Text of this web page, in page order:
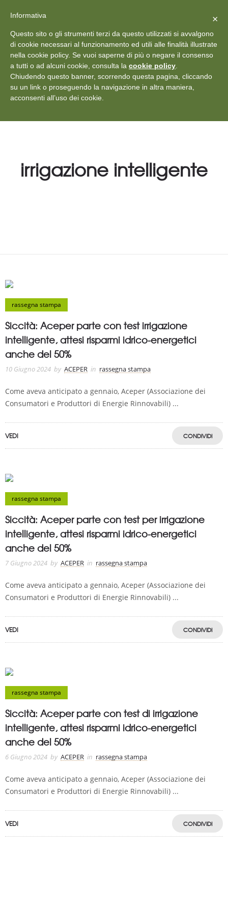
+39 011 18867102 info@aceper.it Statuto
Aceper
irrigazione intelligente
rassegna stampa
Siccità: Aceper parte con test irrigazione
intelligente, attesi risparmi idrico-energetici
anche del 50%
10 Giugno 2024 by ACEPER in rassegna stampa
Come aveva anticipato a gennaio, Aceper (Associazione dei
Consumatori e Produttori di Energie Rinnovabili) ...
VEDI CONDIVIDI
rassegna stampa
Siccità: Aceper parte con test per irrigazione
intelligente, attesi risparmi idrico-energetici
anche del 50%
7 Giugno 2024 by ACEPER in rassegna stampa
Come aveva anticipato a gennaio, Aceper (Associazione dei
Consumatori e Produttori di Energie Rinnovabili) ...
VEDI CONDIVIDI
rassegna stampa
Siccità: Aceper parte con test di irrigazione
intelligente, attesi risparmi idrico-energetici
anche del 50%
6 Giugno 2024 by ACEPER in rassegna stampa
Come aveva anticipato a gennaio, Aceper (Associazione dei
Consumatori e Produttori di Energie Rinnovabili) ...
VEDI CONDIVIDI
Vedi: Protezione dei dati personali ×
Informativa
Questo sito o gli strumenti terzi da questo utilizzati si avvalgono
di cookie necessari al funzionamento ed utili alle finalità illustrate
nella cookie policy. Se vuoi saperne di più o negare il consenso
a tutti o ad alcuni cookie, consulta la cookie policy
Chiudendo questo banner, scorrendo questa pagina, cliccando
su un link o proseguendo la navigazione in altra maniera,
acconsenti all’uso dei cookie.